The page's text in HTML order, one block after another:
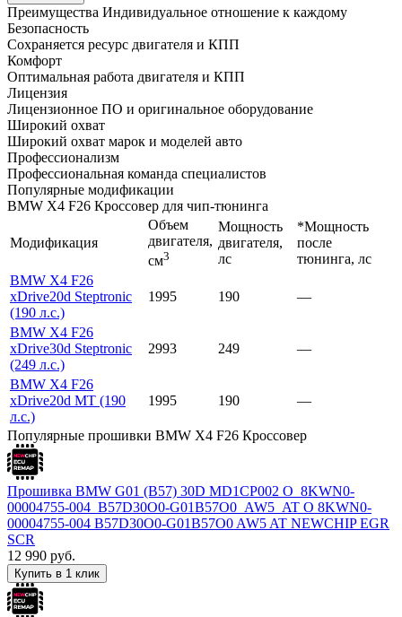
Преимущества Индивидуальное отношение к каждому
Безопасность
Сохраняется ресурс двигателя и КПП
Комфорт
Оптимальная работа двигателя и КПП
Лицензия
Лицензионное ПО и оригинальное оборудование
Широкий охват
Широкий охват марок и моделей авто
Профессионализм
Профессиональная команда специалистов
Популярные модификации
BMW X4 F26 Кроссовер для чип-тюнинга
Модификация
Объем
двигателя,
см3
Мощность
двигателя,
лс
*Мощность
после
тюнинга, лс
BMW X4 F26
xDrive20d Steptronic
(190 л.с.)
1995 190 —
BMW X4 F26
xDrive30d Steptronic
(249 л.с.)
2993 249 —
BMW X4 F26
xDrive20d MT (190
л.с.)
1995 190 —
Популярные прошивки BMW X4 F26 Кроссовер
Прошивка BMW G01 (B57) 30D MD1CP002 O_8KWN0-
00004755-004_B57D30O0-G01B57O0_AW5_AT O 8KWN0-
00004755-004 B57D30O0-G01B57O0 AW5 AT NEWCHIP EGR
SCR
12 990 руб.
Купить в 1 клик